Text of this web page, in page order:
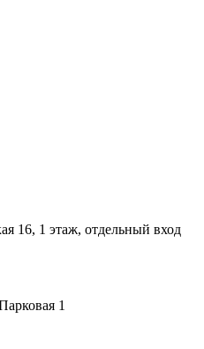
16, 1 этаж, отдельный вход
1